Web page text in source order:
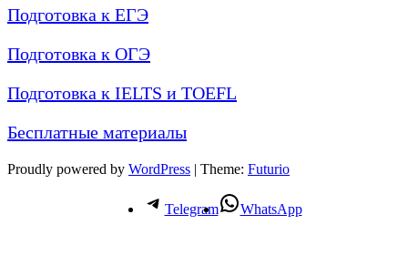
Подготовка к ЕГЭ
Подготовка к ОГЭ
Подготовка к IELTS и TOEFL
Бесплатные материалы
Proudly powered by WordPress | Theme: Futurio
Telegram WhatsApp